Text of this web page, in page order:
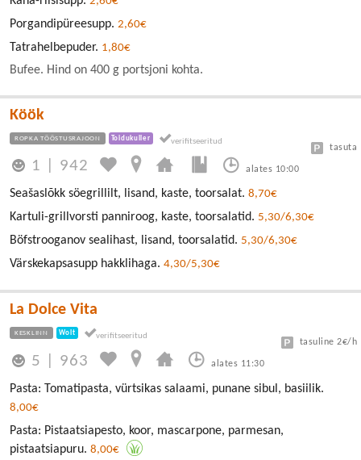
Porgandipüreesupp. 2,60€
Tatrahelbepuder. 1,80€
Bufee. Hind on 400 g portsjoni kohta.
Köök
ROPKA TÖÖSTUSRAJOON Toidukuller
1 942 alates 10:00
tasuta
Seašaslõkk söegrillilt, lisand, kaste, toorsalat. 8,70€
Kartuli-grillvorsti panniroog, kaste, toorsalatid. 5,30/6,30€
Böfstrooganov sealihast, lisand, toorsalatid. 5,30/6,30€
Värskekapsasupp hakklihaga. 4,30/5,30€
La Dolce Vita
KESKLINN Wolt
5 963 alates 11:30
tasuline 2€/h
Pasta: Tomatipasta, vürtsikas salaami, punane sibul, basiilik.
8,00€
Pasta: Pistaatsiapesto, koor, mascarpone, parmesan,
pistaatsiapuru. 8,00€